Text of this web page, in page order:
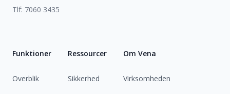
Tlf: 7060 3435
Funktioner
Overblik
Ressourcer
Sikkerhed
Om Vena
Virksomheden